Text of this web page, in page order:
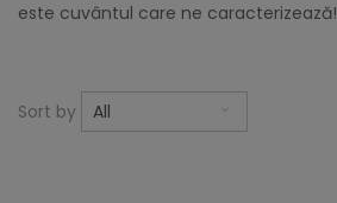
este cuvântul care ne caracterizează!
Sort by All